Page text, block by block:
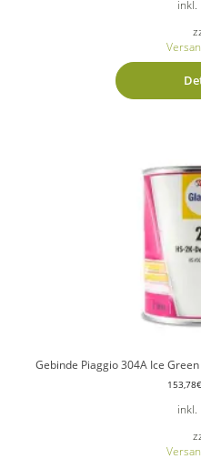
inkl.
Gebinde Piaggio 304A Ice
153,78€
inkl.